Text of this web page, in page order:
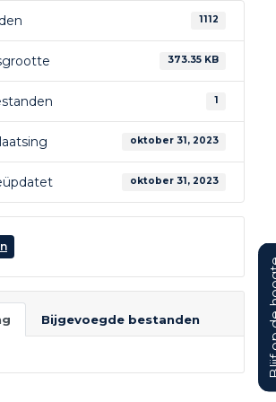
1112
373.35 KB
1
oktober 31, 2023
oktober 31, 2023
Bijgevoegde bestanden Blijf